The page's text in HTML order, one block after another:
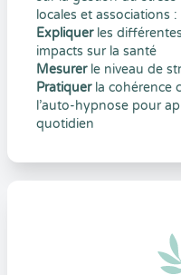
locales et associations :
Expliquerles
impacts sur la santé
Mesurerle niveau de
Pratiquerla cohérence
l’auto-hypnose pour
quotidien